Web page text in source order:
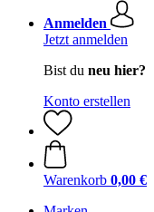
Anmelden
Jetzt anmelden
Bist du neu hier?
Konto erstellen
Warenkorb 0,00 €